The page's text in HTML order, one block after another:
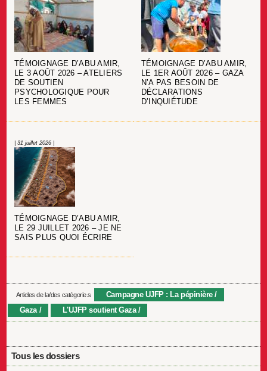
TÉMOIGNAGE D’ABU AMIR,
LE 3 AOÛT 2026 – ATELIERS
DE SOUTIEN
PSYCHOLOGIQUE POUR
LES FEMMES
TÉMOIGNAGE D’ABU AMIR,
LE 1ER AOÛT 2026 – GAZA
N’A PAS BESOIN DE
DÉCLARATIONS
D’INQUIÉTUDE
| 31 juillet 2026 |
TÉMOIGNAGE D’ABU AMIR,
LE 29 JUILLET 2026 – JE NE
SAIS PLUS QUOI ÉCRIRE
Articles de la/des catégorie.s
Campagne UJFP : La pépinière
Gaza
L'UJFP soutient Gaza
Tous les dossiers